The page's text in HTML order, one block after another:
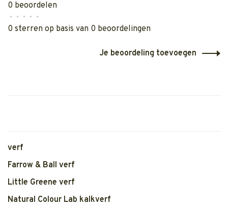
0 beoordelen
• • • • •
0 sterren op basis van 0 beoordelingen
Je beoordeling toevoegen
verf
Farrow & Ball verf
Little Greene verf
Natural Colour Lab kalkverf